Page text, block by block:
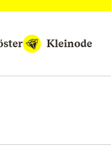
Kleinode